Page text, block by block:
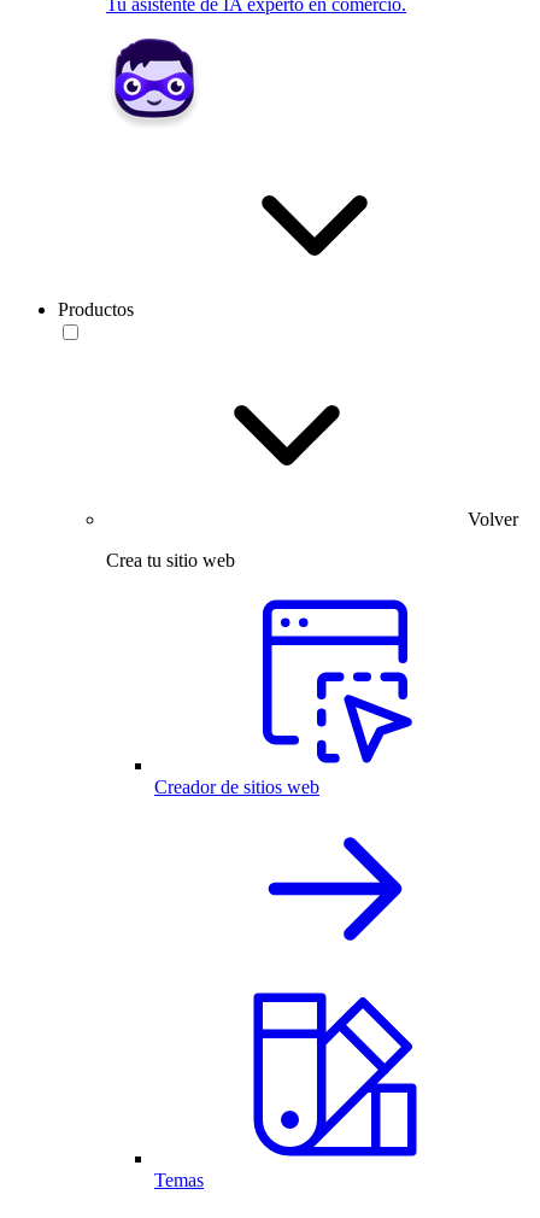
Tu asistente de IA experto en comercio.
Productos
Volver
Crea tu sitio web
Creador de sitios web
Temas